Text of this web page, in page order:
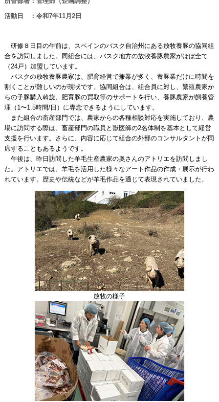
活動日 ：令和7年11月2日
研修８日目の午前は、スペインのバスク自治州にある放牧養豚の協同組
合を訪問しました。同組合には、バスク地方の放牧養豚農家がほぼ全て
（24戸）加盟しています。
バスクの放牧養豚農家は、肥育経営で兼業が多く、養豚業だけに時間を
割くことが難しいのが現状です。協同組合は、組合員に対し、繁殖農家か
らの子豚購入斡旋、肥育豚の買取等のサポートを行い、養豚農家が飼養管
理（1〜1.5時間/日）に専念できるようにしています。
また組合の畜産部門では、農家からの各種相談対応を実施しており、農
場に訪問する際は、畜産部門の職員と獣医師の2名体制を基本として経営
支援を行います。さらに、内容に応じて組合の外部のコンサルタントが同
席することもあるようです。
午後は、昨日訪問した羊毛生産農家の奥さんのアトリエを訪問しまし
た。アトリエでは、羊毛を活用した様々なアート作品の作成・展示が行わ
れています。歴史や伝統などが羊毛作品を通じて表現されていました。
放牧の様子